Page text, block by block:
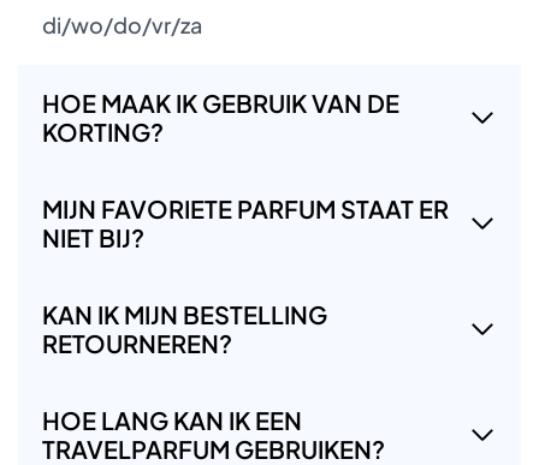
di/wo/do/vr/za
HOE MAAK IK GEBRUIK VAN DE
KORTING?
MIJN FAVORIETE PARFUM STAAT ER
NIET BIJ?
KAN IK MIJN BESTELLING
RETOURNEREN?
HOE LANG KAN IK EEN
TRAVELPARFUM GEBRUIKEN?